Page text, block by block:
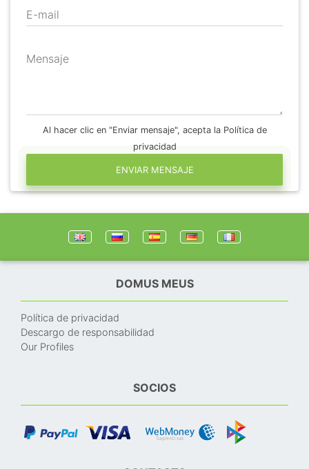
E-mail
Mensaje
Al hacer clic en "Enviar mensaje", acepta la Política de
privacidad
ENVIAR MENSAJE
DOMUS MEUS
Política de privacidad
Descargo de responsabilidad
Our Profiles
SOCIOS